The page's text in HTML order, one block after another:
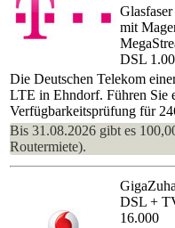
mit
DSL
Die Deutschen Telekom
LTE in Ehndorf. Führen Sie
Verfügbarkeitsprüfung für
Bis 31.08.2026 gibt es
Routermiete).
DSL +
16.000